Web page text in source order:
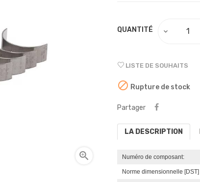

QUANTITÉ
LISTE DE SOUHAITS
 Rupture de stock
Partager
LA DESCRIPTION
Numéro de composant:
Norme dimensionnelle [DST]